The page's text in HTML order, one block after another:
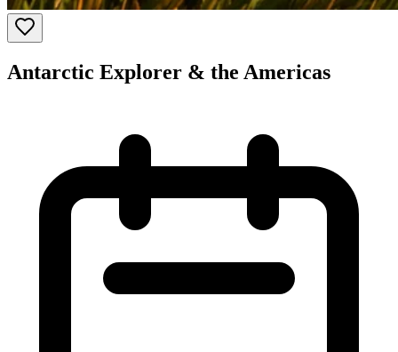
Antarctic Explorer & the Americas